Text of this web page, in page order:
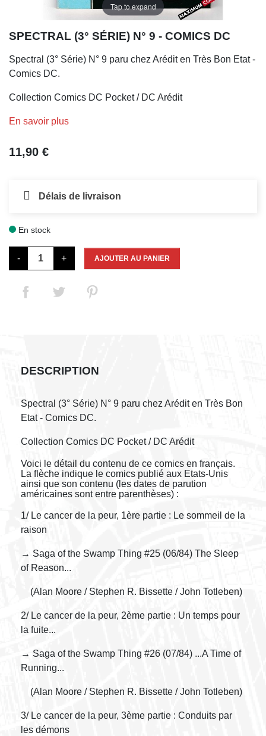
Tap to expand
SPECTRAL (3° SÉRIE) N° 9 - COMICS DC
Spectral (3° Série) N° 9 paru chez Arédit en Très Bon Etat -
Comics DC.
Collection Comics DC Pocket / DC Arédit
En savoir plus
11,90 €
Délais de livraison
En stock
- + AJOUTER AU PANIER
DESCRIPTION
Spectral (3° Série) N° 9 paru chez Arédit en Très Bon
Etat - Comics DC.
Collection Comics DC Pocket / DC Arédit
Voici le détail du contenu de ce comics en français.
La flèche indique le comics publié aux Etats-Unis
ainsi que son contenu (les dates de parution
américaines sont entre parenthèses) :
1/ Le cancer de la peur, 1ère partie : Le sommeil de la
raison
→ Saga of the Swamp Thing #25 (06/84) The Sleep
of Reason...
(Alan Moore / Stephen R. Bissette / John Totleben)
2/ Le cancer de la peur, 2ème partie : Un temps pour
la fuite...
→ Saga of the Swamp Thing #26 (07/84) ...A Time of
Running...
(Alan Moore / Stephen R. Bissette / John Totleben)
3/ Le cancer de la peur, 3ème partie : Conduits par
les démons